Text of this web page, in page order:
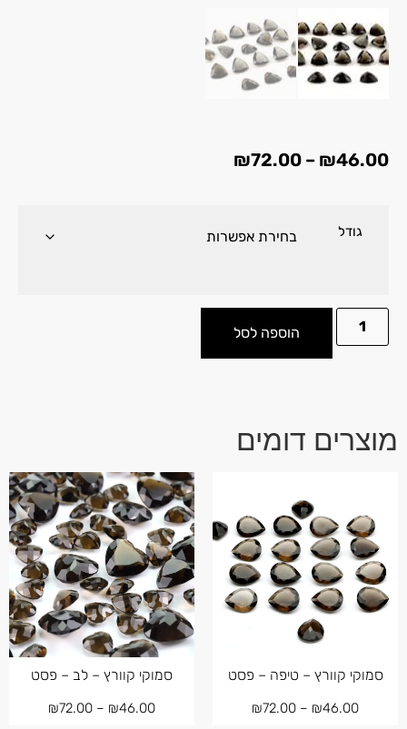
₪46.00
–
₪72.00
גודל
הוספה לסל
מוצרים דומים
סמוקי קוורץ – טיפה – פסט
₪46.00
–
₪72.00
סמוקי קוורץ – לב – פסט
₪46.00
–
₪72.00